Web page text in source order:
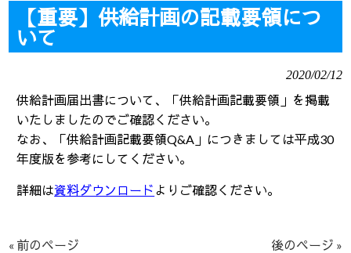
【重要】供給計画の記載要領につ
いて
2020/02/12
供給計画届出書について、「供給計画記載要領」を掲載
いたしましたのでご確認ください。
なお、「供給計画記載要領Q&A」につきましては平成30
年度版を参考にしてください。
詳細は資料ダウンロード よりご確認ください。
« 前のページ 後のページ »